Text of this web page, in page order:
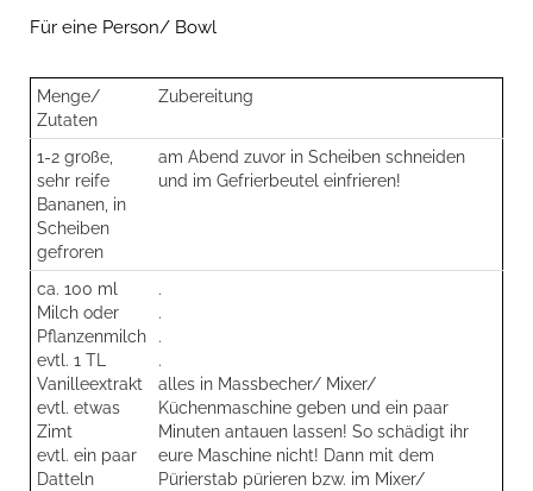
Für eine Person/ Bowl
Menge/
Zutaten
Zubereitung
1-2 große,
sehr reife
Bananen, in
Scheiben
gefroren
am Abend zuvor in Scheiben schneiden
und im Gefrierbeutel einfrieren!
ca. 100 ml
Milch oder
Pflanzenmilch
evtl. 1 TL
Vanilleextrakt
evtl. etwas
Zimt
evtl. ein paar
Datteln
.
.
.
.
alles in Massbecher/ Mixer/
Küchenmaschine geben und ein paar
Minuten antauen lassen! So schädigt ihr
eure Maschine nicht! Dann mit dem
Pürierstab pürieren bzw. im Mixer/